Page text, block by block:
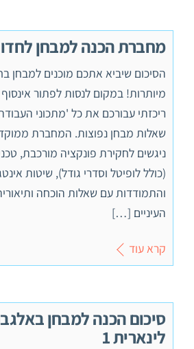
מחברת הכנה למבחן
מיותרות! במקום לנסות לפתור אינסוף
ריכזתי עבורכם את כל 'מתכוני
שאלות מבחן נפוצות. המחברת
ניגשים לחקירת פונקציה מורכבת,
(כולל לופיטל וסדרי גודל), שיטות
והתמודדות עם שאלות הוכחה
העיניים […]
קרא עוד
סיכום הכנה למבחן
לינארית 1